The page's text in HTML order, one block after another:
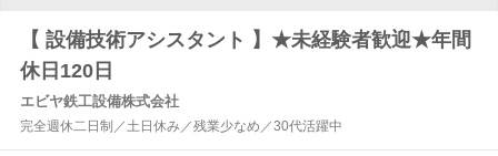
【 設備技術アシスタント 】★未経験者歓迎★年間
休日120日
エビヤ鉄工設備株式会社
完全週休二日制／土日休み／残業少なめ／30代活躍中